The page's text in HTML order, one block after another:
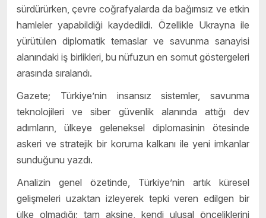
sürdürürken, çevre coğrafyalarda da bağımsız ve etkin
hamleler yapabildiği kaydedildi. Özellikle Ukrayna ile
yürütülen diplomatik temaslar ve savunma sanayisi
alanındaki iş birlikleri, bu nüfuzun en somut göstergeleri
arasında sıralandı.
Gazete; Türkiye’nin insansız sistemler, savunma
teknolojileri ve siber güvenlik alanında attığı dev
adımların, ülkeye geleneksel diplomasinin ötesinde
askeri ve stratejik bir koruma kalkanı ile yeni imkanlar
sunduğunu yazdı.
Analizin genel özetinde, Türkiye’nin artık küresel
gelişmeleri uzaktan izleyerek tepki veren edilgen bir
ülke olmadığı; tam aksine, kendi ulusal önceliklerini